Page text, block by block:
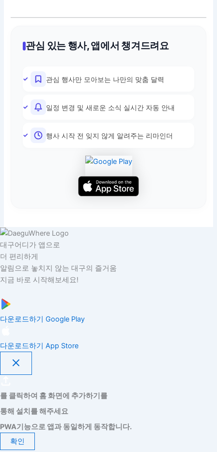
관심 있는 행사, 앱에서 챙겨드려요
관심 행사만 모아보는 나만의 맞춤 달력
일정 변경 및 새로운 소식 실시간 자동 안내
행사 시작 전 잊지 않게 알려주는 리마인더
대구어디가 앱으로
더 편리하게
알림으로 놓치지 않는 대구의 즐거움
지금 바로 시작해보세요!
다운로드하기 Google Play
다운로드하기 App Store
를 클릭하여 홈 화면에 추가하기를
통해 설치를 해주세요
PWA기능으로 앱과 동일하게 동작합니다.
확인